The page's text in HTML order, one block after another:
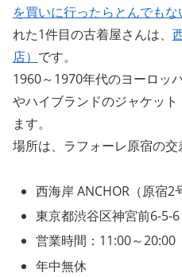
を買いに行ったらとんでもな
れた1件目の古着屋さんは、
店） です。
1960～1970年代のヨーロッ
やハイブランドのジャケッ
ます。
場所は、ラフォーレ原宿の交
西海岸 ANCHOR（原宿2
東京都渋谷区神宮前6-5-
営業時間：11:00～20:00
年中無休